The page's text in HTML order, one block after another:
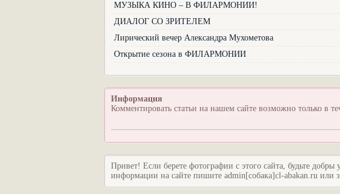
МУЗЫКА КИНО – В ФИЛАРМОНИИ!
ДИАЛОГ СО ЗРИТЕЛЕМ
Лирический вечер Александра Мухометова
Открытие сезона в ФИЛАРМОНИИ
Информация
Комментировать статьи на нашем сайте возможно только в
Привет! Если берете фотографии с этого сайта, будьте
информации на сайте пишите admin[собака]cl-abakan.ru или